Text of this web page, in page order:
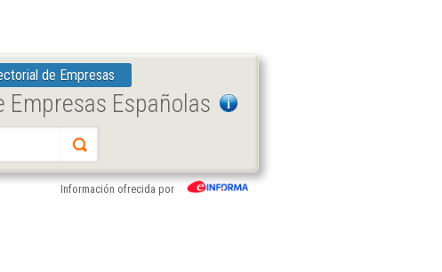
de Empresas
Empresas Españolas
Información ofrecida por